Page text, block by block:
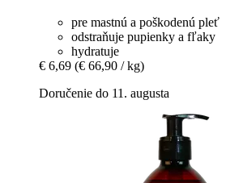
pre mastnú a poškodenú pleť
odstraňuje pupienky a fľaky
hydratuje
€ 6,69 (€ 66,90 / kg)
Doručenie do 11. augusta